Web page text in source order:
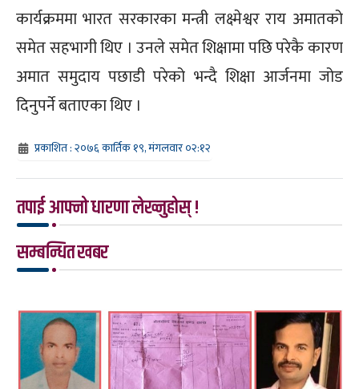
कार्यक्रममा भारत सरकारका मन्त्री लक्ष्मेश्वर राय अमातको
समेत सहभागी थिए । उनले समेत शिक्षामा पछि परेकै कारण
अमात समुदाय पछाडी परेको भन्दै शिक्षा आर्जनमा जोड
दिनुपर्ने बताएका थिए ।
प्रकाशित : २०७६ कार्तिक १९, मंगलवार ०२:१२
तपाई आफ्नो धारणा लेख्नुहोस् !
सम्बन्धित खबर